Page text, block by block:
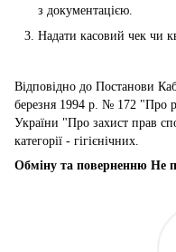
з документацією.
Надати касовий чек чи
Відповідно до Постанови
березня 1994 р. № 172 "Про
України "Про захист прав
категорії - гігієнічних.
Обміну та поверненню Не